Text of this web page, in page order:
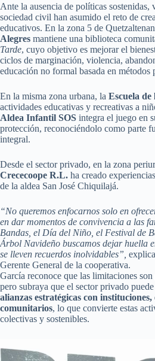
Ante la ausencia de políticas sostenidas,
sociedad civil han asumido el reto de
educativos. En la zona 5 de
Alegres mantiene una biblioteca
Tarde, cuyo objetivo es mejorar el
ciclos de marginación, violencia,
educación no formal basada en métodos
En la misma zona urbana, la Escuela
actividades educativas y recreativas a
Aldea Infantil SOS integra el juego en
protección, reconociéndolo como parte
integral.
Desde el sector privado, en la zona
Crececoope R.L. ha creado
de la aldea San José Chiquilajá.
“No queremos enfocarnos solo en
en dar momentos de convivencia a las
Bandas, el Día del Niño, el Festival de
Árbol Navideño buscamos dejar huella
se lleven recuerdos inolvidables”, explica
Gerente General de la cooperativa.
García reconoce que las limitaciones
pero subraya que el sector privado
alianzas estratégicas con instituciones,
comunitarios, lo que convierte estas
colectivas y sostenibles.